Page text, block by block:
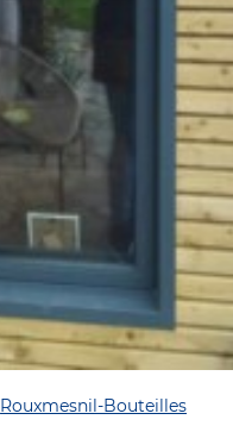
Rouxmesnil-Bouteilles